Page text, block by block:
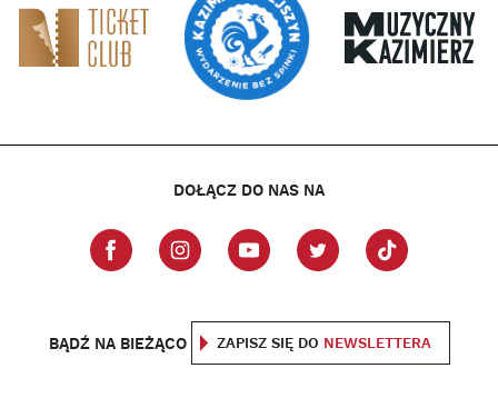
DOŁĄCZ DO NAS NA
BĄDŹ NA BIEŻĄCO ZAPISZ SIĘ DO NEWSLETTERA